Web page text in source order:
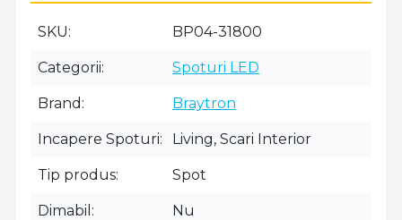
SKU BP04-31800
Categorii Spoturi LED
Brand Braytron
Incapere Spoturi Living, Scari Interior
Tip produs Spot
Dimabil Nu